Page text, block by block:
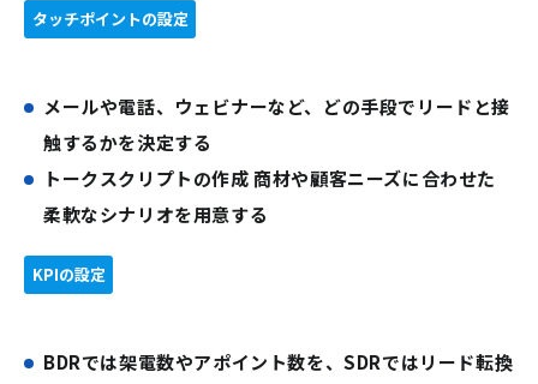
タッチポイントの設定
メールや電話、ウェビナーなど、どの手段でリードと接
触するかを決定する
トークスクリプトの作成 商材や顧客ニーズに合わせた
柔軟なシナリオを用意する
KPIの設定
BDRでは架電数やアポイント数を、SDRではリード転換